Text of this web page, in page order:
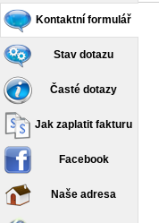
Kontaktní formulář
Stav dotazu
Časté dotazy
Jak zaplatit fakturu
Facebook
Naše adresa